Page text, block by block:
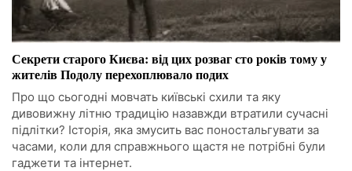
Секрети старого Києва: від цих розваг сто років тому у
жителів Подолу перехоплювало подих
Про що сьогодні мовчать київські схили та яку
дивовижну літню традицію назавжди втратили сучасні
підлітки? Історія, яка змусить вас поностальгувати за
часами, коли для справжнього щастя не потрібні були
гаджети та інтернет.